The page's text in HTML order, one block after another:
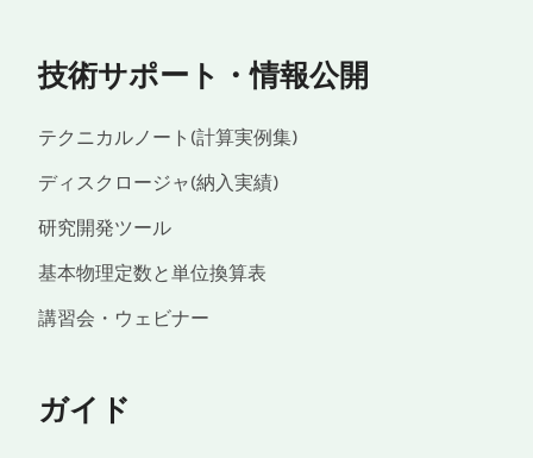
技術サポート・情報公開
テクニカルノート(計算実例集)
ディスクロージャ(納入実績)
研究開発ツール
基本物理定数と単位換算表
講習会・ウェビナー
ガイド